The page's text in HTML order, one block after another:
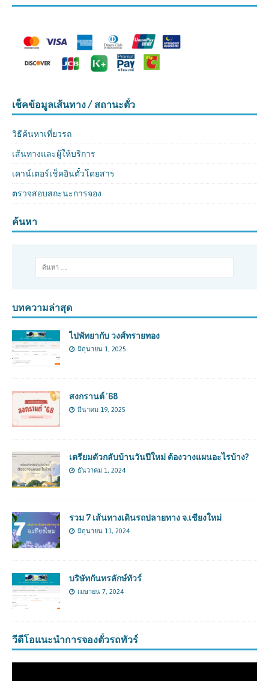
เช็คข้อมูลเส้นทาง / สถานะตั๋ว
วิธีค้นหาเที่ยวรถ
เส้นทางและผู้ให้บริการ
เคาน์เตอร์เช็คอินตั๋วโดยสาร
ตรวจสอบสถะนะการจอง
ค้นหา
บทความล่าสุด
ไปพัทยากับ วงศ์ทรายทอง
มิถุนายน 1, 2025
สงกรานต์ ’68
มีนาคม 19, 2025
เตรียมตัวกลับบ้านวันปีใหม่ ต้องวางแผนอะไรบ้าง?
ธันวาคม 1, 2024
รวม 7 เส้นทางเดินรถปลายทาง จ.เชียงใหม่
มิถุนายน 11, 2024
บริษัทกันทรลักษ์ทัวร์
เมษายน 7, 2024
วีดีโอแนะนำการจองตั๋วรถทัวร์